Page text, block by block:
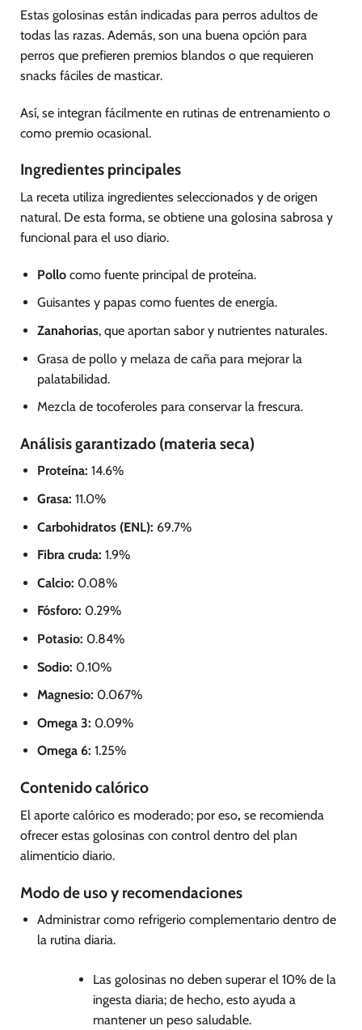
Estas golosinas están indicadas para perros adultos de
todas las razas. Además, son una buena opción para
perros que prefieren premios blandos o que requieren
snacks fáciles de masticar.
Así, se integran fácilmente en rutinas de entrenamiento o
como premio ocasional.
Ingredientes principales
La receta utiliza ingredientes seleccionados y de origen
natural. De esta forma, se obtiene una golosina sabrosa y
funcional para el uso diario.
Pollocomo fuente principal de proteína.
Guisantes y papas como fuentes de energía.
Zanahorias, que aportan sabor y nutrientes naturales.
Grasa de pollo y melaza de caña para mejorar la
palatabilidad.
Mezcla de tocoferoles para conservar la frescura.
Análisis garantizado (materia seca)
Proteína: 14.6%
Grasa: 11.0%
Carbohidratos (ENL): 69.7%
Fibra cruda: 1.9%
Calcio: 0.08%
Fósforo: 0.29%
Potasio: 0.84%
Sodio: 0.10%
Magnesio: 0.067%
Omega 3: 0.09%
Omega 6: 1.25%
Contenido calórico
El aporte calórico es moderado; por eso, se recomienda
ofrecer estas golosinas con control dentro del plan
alimenticio diario.
Modo de uso y recomendaciones
Administrar como refrigerio complementario dentro de
la rutina diaria.
Las golosinas no deben superar el 10% de la
ingesta diaria; de hecho, esto ayuda a
mantener un peso saludable.